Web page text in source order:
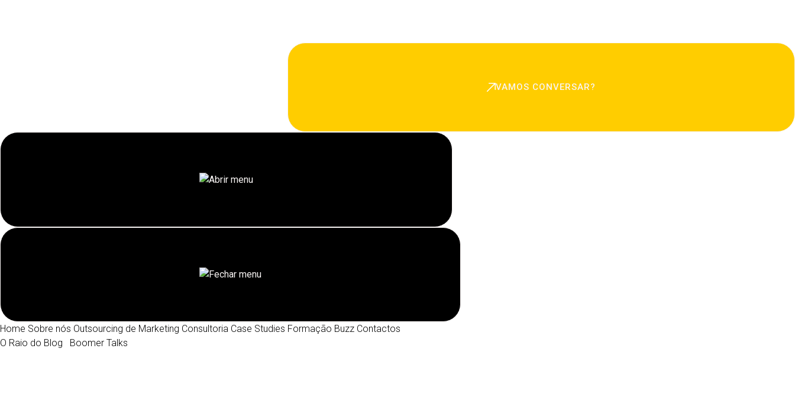
VAMOS CONVERSAR?
Home Sobre nós Outsourcing de Marketing Consultoria Case Studies Formação Buzz Contactos
O Raio do Blog
Boomer Talks